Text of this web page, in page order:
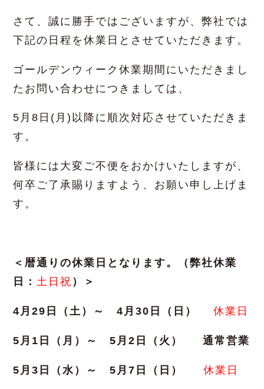
さて、誠に勝手ではございますが、弊社では
下記の日程を休業日とさせていただきます。
ゴールデンウィーク休業期間にいただきまし
たお問い合わせにつきましては、
5 月8日 (月) 以降に順次対応させていただきま
す。
皆様には大変ご不便をおかけいたしますが、
何卒ご了承賜りますよう、お願い申し上げま
す。
＜暦通りの休業日となります。（弊社休業
日：土日祝 ）＞
4月29日（土）～ 4月30日（日）休業日
5月1日（月）～ 5月2日（火） 通常営業
5月3日（水）～ 5月7日（日）休業日